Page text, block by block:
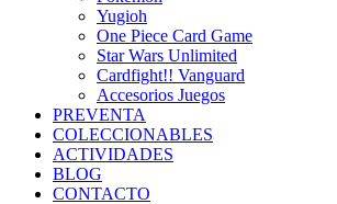
Yugioh
One Piece Card Game
Star Wars Unlimited
Cardfight!! Vanguard
Accesorios Juegos
PREVENTA
COLECCIONABLES
ACTIVIDADES
BLOG
CONTACTO